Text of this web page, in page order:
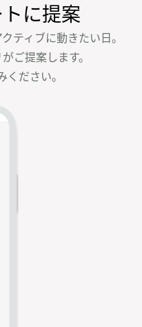
に提案
ティブに動きたい日。
ご提案します。
ださい。